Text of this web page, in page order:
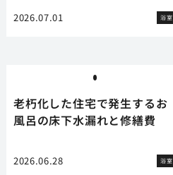
2026.07.01 浴室
老朽化した住宅で発生するお
風呂の床下水漏れと修繕費
2026.06.28 浴室